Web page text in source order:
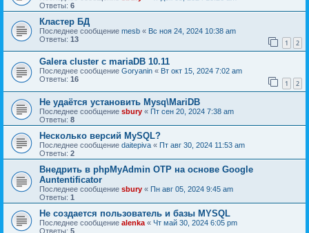
Ответы: 6
Кластер БД
Последнее сообщение mesb « Вс ноя 24, 2024 10:38 am
Ответы: 13 1 2
Galera cluster с mariaDB 10.11
Последнее сообщение Goryanin « Вт окт 15, 2024 7:02 am
Ответы: 16 1 2
Не удаётся установить Mysq\MariDB
Последнее сообщение sbury « Пт сен 20, 2024 7:38 am
Ответы: 8
Несколько версий MySQL?
Последнее сообщение daitepiva « Пт авг 30, 2024 11:53 am
Ответы: 2
Внедрить в phpMyAdmin OTP на основе Google
Auntentificator
Последнее сообщение sbury « Пн авг 05, 2024 9:45 am
Ответы: 1
Не создается пользователь и базы MYSQL
Последнее сообщение alenka « Чт май 30, 2024 6:05 pm
Ответы: 5